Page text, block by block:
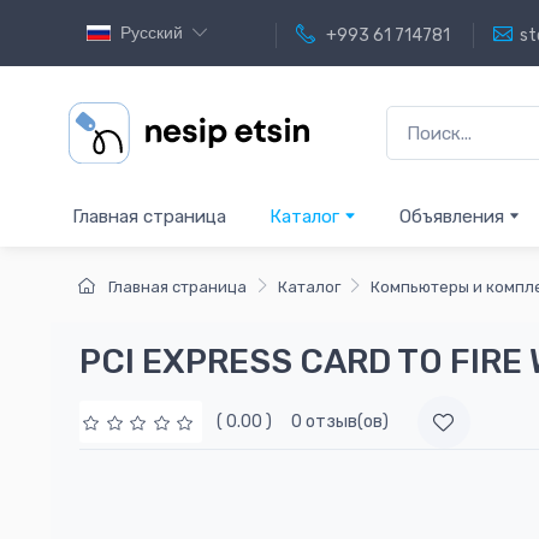
Русский +993 61 714781
Главная страница Каталог Объявления
Главная страница Каталог Компьютеры и
PCI EXPRESS CARD TO FIRE
( 0.00 ) 0 отзыв(ов)